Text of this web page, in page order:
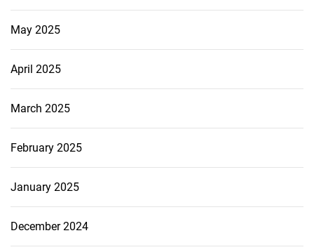
May 2025
April 2025
March 2025
February 2025
January 2025
December 2024